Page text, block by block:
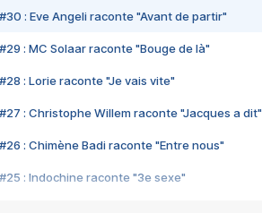
#30 : Eve Angeli raconte "Avant de partir"
#29 : MC Solaar raconte "Bouge de là"
#28 : Lorie raconte "Je vais vite"
#27 : Christophe Willem raconte "Jacques a dit"
#26 : Chimène Badi raconte "Entre nous"
#25 : Indochine raconte "3e sexe"